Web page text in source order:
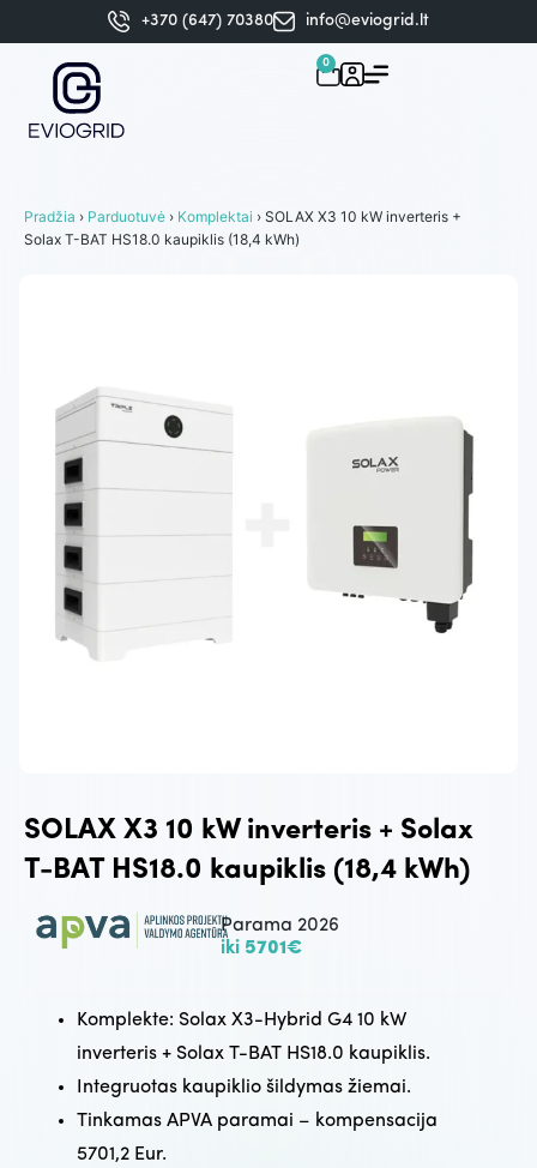
+370 (647) 70380 info@eviogrid.lt
0
Pradžia › Parduotuvė › Komplektai › SOLAX X3 10 kW inverteris +
Solax T-BAT HS18.0 kaupiklis (18,4 kWh)
SOLAX X3 10 kW inverteris + Solax
T-BAT HS18.0 kaupiklis (18,4 kWh)
Parama 2026
iki 5701€
Komplekte: Solax X3-Hybrid G4 10 kW
inverteris + Solax T-BAT HS18.0 kaupiklis.
Integruotas kaupiklio šildymas žiemai.
Tinkamas APVA paramai – kompensacija
5701,2 Eur.